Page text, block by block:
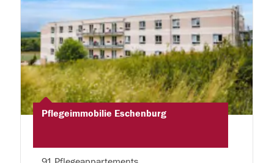
Pflegeimmobilie Eschenburg